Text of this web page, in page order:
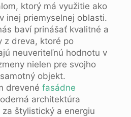
ktorý má využitie ako
inej priemyselnej oblasti.
baví prinášať kvalitné a
z dreva, ktoré po
neuveriteľnú hodnotu v
nielen pre svojho
objekt.
drevené fasádne
architektúra
štylistický a energiu